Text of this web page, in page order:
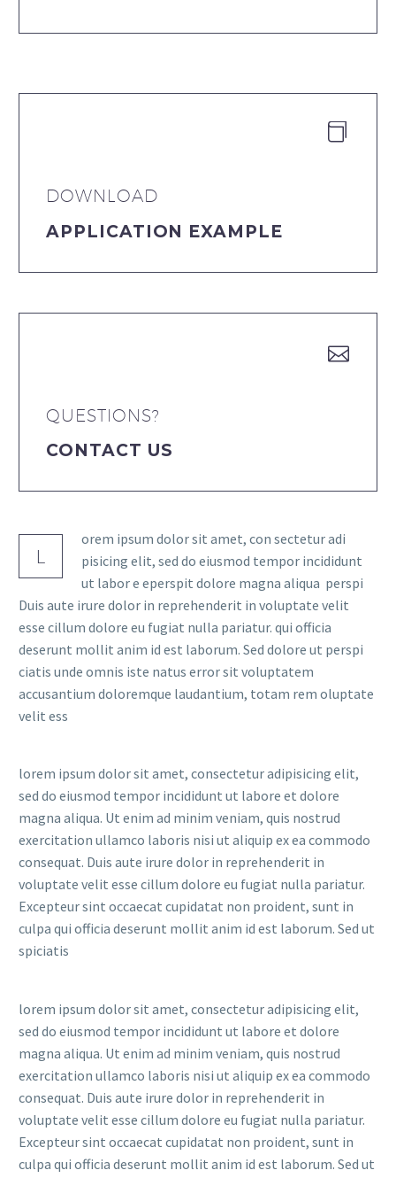


DOWNLOAD
APPLICATION EXAMPLE


QUESTIONS?
CONTACT US
L
orem ipsum dolor sit amet, con sectetur adi
pisicing elit, sed do eiusmod tempor incididunt
ut labor e eperspit dolore magna aliqua perspi
Duis aute irure dolor in reprehenderit in voluptate velit
esse cillum dolore eu fugiat nulla pariatur. qui officia
deserunt mollit anim id est laborum. Sed dolore ut perspi
ciatis unde omnis iste natus error sit voluptatem
accusantium doloremque laudantium, totam rem oluptate
velit ess
lorem ipsum dolor sit amet, consectetur adipisicing elit,
sed do eiusmod tempor incididunt ut labore et dolore
magna aliqua. Ut enim ad minim veniam, quis nostrud
exercitation ullamco laboris nisi ut aliquip ex ea commodo
consequat. Duis aute irure dolor in reprehenderit in
voluptate velit esse cillum dolore eu fugiat nulla pariatur.
Excepteur sint occaecat cupidatat non proident, sunt in
culpa qui officia deserunt mollit anim id est laborum. Sed ut
spiciatis
lorem ipsum dolor sit amet, consectetur adipisicing elit,
sed do eiusmod tempor incididunt ut labore et dolore
magna aliqua. Ut enim ad minim veniam, quis nostrud
exercitation ullamco laboris nisi ut aliquip ex ea commodo
consequat. Duis aute irure dolor in reprehenderit in
voluptate velit esse cillum dolore eu fugiat nulla pariatur.
Excepteur sint occaecat cupidatat non proident, sunt in
culpa qui officia deserunt mollit anim id est laborum. Sed ut